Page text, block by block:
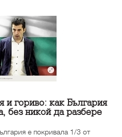
и гориво: как България
без никой да разбере
е покривала 1/3 от